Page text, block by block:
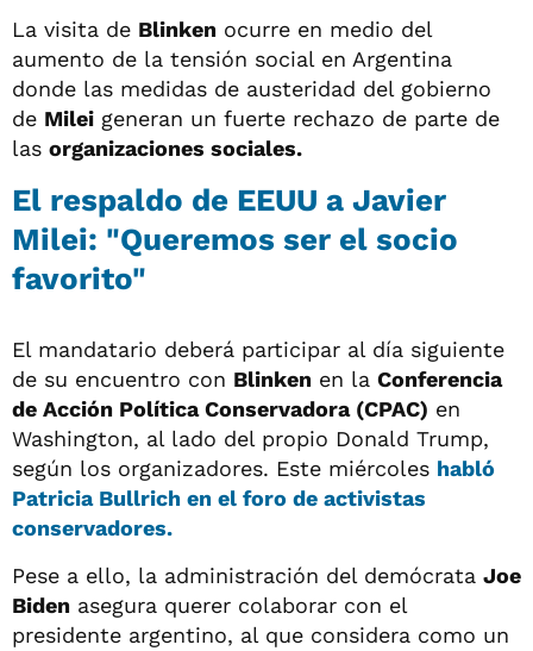
La visita de Blinken ocurre en medio del
aumento de la tensión social en Argentina
donde las medidas de austeridad del gobierno
de Milei generan un fuerte rechazo de parte de
las organizaciones sociales.
El respaldo de EEUU a Javier
Milei: "Queremos ser el socio
favorito"
El mandatario deberá participar al día siguiente
de su encuentro con Blinken en la Conferencia
de Acción Política Conservadora (CPAC) en
Washington, al lado del propio Donald Trump,
según los organizadores. Este miércoles habló
Patricia Bullrich en el foro de activistas
conservadores.
Pese a ello, la administración del demócrata Joe
Biden asegura querer colaborar con el
presidente argentino, al que considera como un